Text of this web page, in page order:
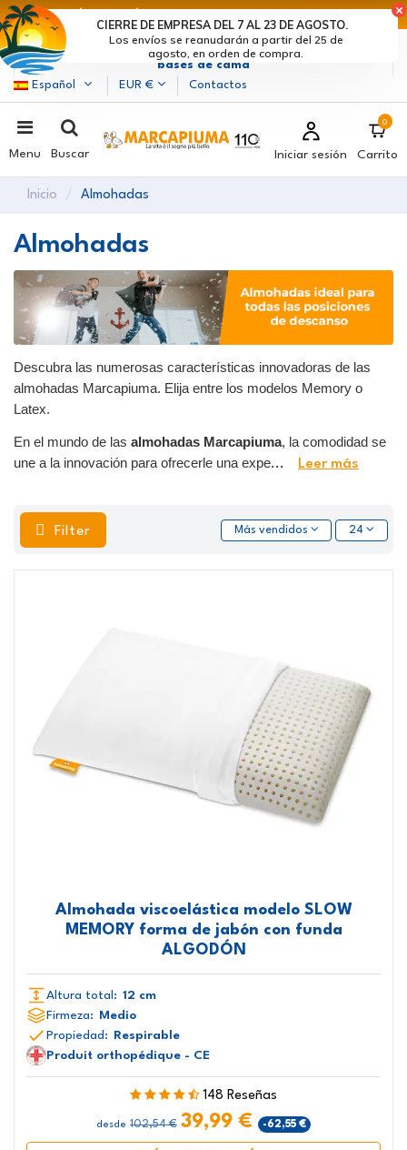
Marcapiuma| Fabricantes de colchones, almohadas y
bases de cama
Español
EUR € Contactos
Menu Buscar Iniciar sesión
0
Carrito
Inicio Almohadas
Almohadas
Descubra las numerosas características innovadoras de las
almohadas Marcapiuma. Elija entre los modelos Memory o
Latex.
En el mundo de las almohadas Marcapiuma, la comodidad se
une a la innovación para ofrecerle una expe... Leer más
Filter Más vendidos 24
Almohada viscoelástica modelo SLOW
MEMORY forma de jabón con funda
ALGODÓN
Altura total: 12 cm
Firmeza:
Medio
Propiedad:
Respirable
Produit orthopédique - CE
148 Reseñas
desde 102,54 € 39,99 € -62,55 €
Los envíos se reanudarán a partir del 25 de
agosto, en orden de compra.
CIERRE DE EMPRESA DEL 7 AL 23 DE AGOSTO.